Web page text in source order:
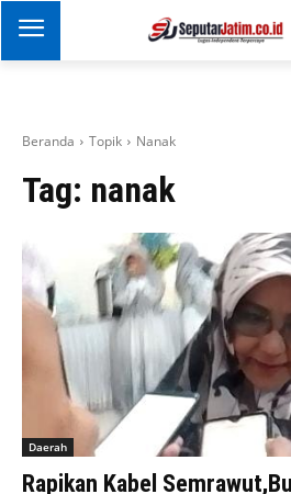
Beranda Topik Nanak
Tag: nanak
Daerah
Rapikan Kabel